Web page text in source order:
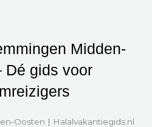
Midden-
Dé gids voor
Oosten | Halalvakantiegids.nl